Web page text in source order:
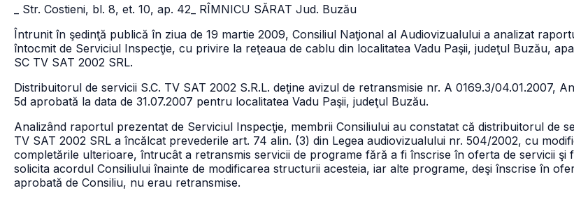
_ Str. Costieni, bl. 8, et. 10, ap. 42 _ RÎMNICU SĂRAT Jud. Buzău
Întrunit în şedinţă publică în ziua de 19 martie 2009, Consiliul Naţional al Audiovizualului a analizat
întocmit de Serviciul Inspecţie, cu privire la reţeaua de cablu din localitatea Vadu Paşii, judeţul Buzău,
SC TV SAT 2002 SRL.
Distribuitorul de servicii S.C. TV SAT 2002 S.R.L. deţine avizul de retransmisie nr. A 0169.3/04.01.2007,
5d aprobată la data de 31.07.2007 pentru localitatea Vadu Paşii, judeţul Buzău.
Analizând raportul prezentat de Serviciul Inspecţie, membrii Consiliului au constatat că distribuitorul de
TV SAT 2002 SRL a încălcat prevederile art. 74 alin. (3) din Legea audiovizualului nr. 504/2002, cu
completările ulterioare, întrucât a retransmis servicii de programe fără a fi înscrise în oferta de servicii şi
solicita acordul Consiliului înainte de modificarea structurii acesteia, iar alte programe, deşi înscrise în
aprobată de Consiliu, nu erau retransmise.